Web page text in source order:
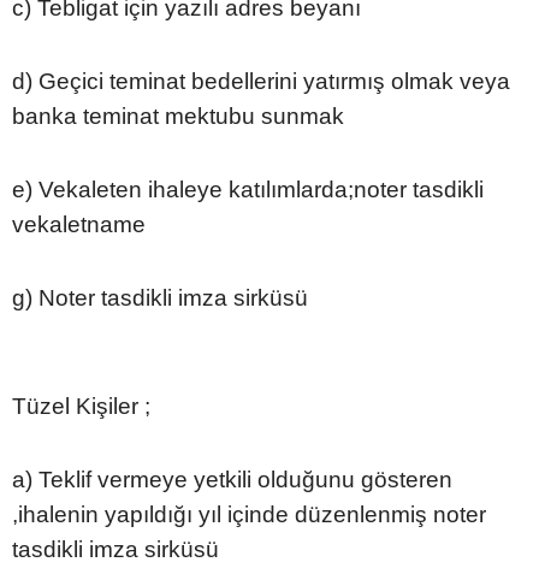
c) Tebligat için yazılı adres beyanı
d) Geçici teminat bedellerini yatırmış olmak veya
banka teminat mektubu sunmak
e) Vekaleten ihaleye katılımlarda;noter tasdikli
vekaletname
g) Noter tasdikli imza sirküsü
Tüzel Kişiler ;
a) Teklif vermeye yetkili olduğunu gösteren
,ihalenin yapıldığı yıl içinde düzenlenmiş noter
tasdikli imza sirküsü